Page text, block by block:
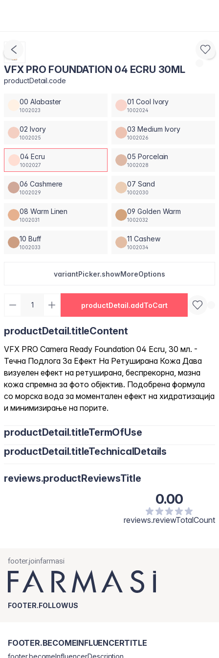
VFX PRO FOUNDATION 04 ECRU 30ML
productDetail.code
00 Alabaster
1002023
01 Cool Ivory
1002024
02 Ivory
1002025
03 Medium Ivory
1002026
04 Ecru
1002027
05 Porcelain
1002028
06 Cashmere
1002029
07 Sand
1002030
08 Warm Linen
1002031
09 Golden Warm
1002032
10 Buff
1002033
11 Cashew
1002034
variantPicker.showMoreOptions
productDetail.addToCart
productDetail.titleContent
VFX PRO Camera Ready Foundation 04 Ecru, 30 мл. -
Течна Подлога За Ефект На Ретуширана Кожа Дава
визуелен ефект на ретуширана, беспрекорна, мазна
кожа спремна за фото објектив. Подобрена формула
со морска вода за моментален ефект на хидратизација
и минимизирање на порите.
productDetail.titleTermOfUse
productDetail.titleTechnicalDetails
reviews.productReviewsTitle
0.00
reviews.reviewTotalCount
footer.joinfarmasi
FOOTER.FOLLOWUS
FOOTER.BECOMEINFLUENCERTITLE
footer.becomeInfluencerDescription